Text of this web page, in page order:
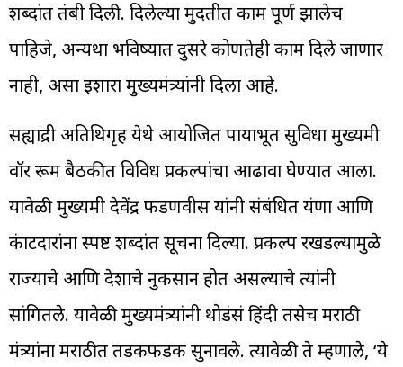
शब्दांत तंबी दिली. दिलेल्या मुदतीत काम पूर्ण झालेच
पाहिजे, अन्यथा भविष्यात दुसरे कोणतेही काम दिले जाणार
नाही, असा इशारा मुख्यमंत्र्यांनी दिला आहे.
सह्याद्री अतिथिगृह येथे आयोजित पायाभूत सुविधा मुख्यमंत्री
वॉर रूम बैठकीत विविध प्रकल्पांचा आढावा घेण्यात आला.
यावेळी मुख्यमंत्री देवेंद्र फडणवीस यांनी संबंधित यंत्रणा आणि
कंत्राटदारांना स्पष्ट शब्दांत सूचना दिल्या. प्रकल्प रखडल्यामुळे
राज्याचे आणि देशाचे नुकसान होत असल्याचे त्यांनी
सांगितले. यावेळी मुख्यमंत्र्यांनी थोडंसं हिंदी तसेच मराठी
मंत्र्यांना मराठीत तडकफडक सुनावले. त्यावेळी ते म्हणाले, ‘ये